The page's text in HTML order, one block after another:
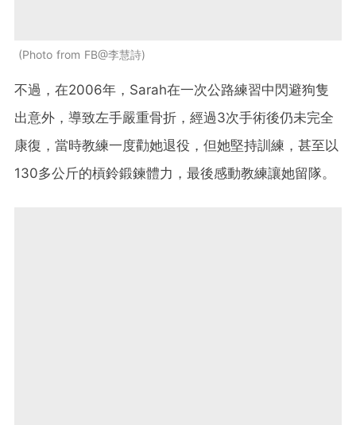
Photo from FB@李慧詩
不過，在2006年，Sarah在一次公路練習中閃避狗隻
出意外，導致左手嚴重骨折，經過3次手術後仍未完全
康復，當時教練一度勸她退役，但她堅持訓練，甚至以
130多公斤的槓鈴鍛鍊體力，最後感動教練讓她留隊。